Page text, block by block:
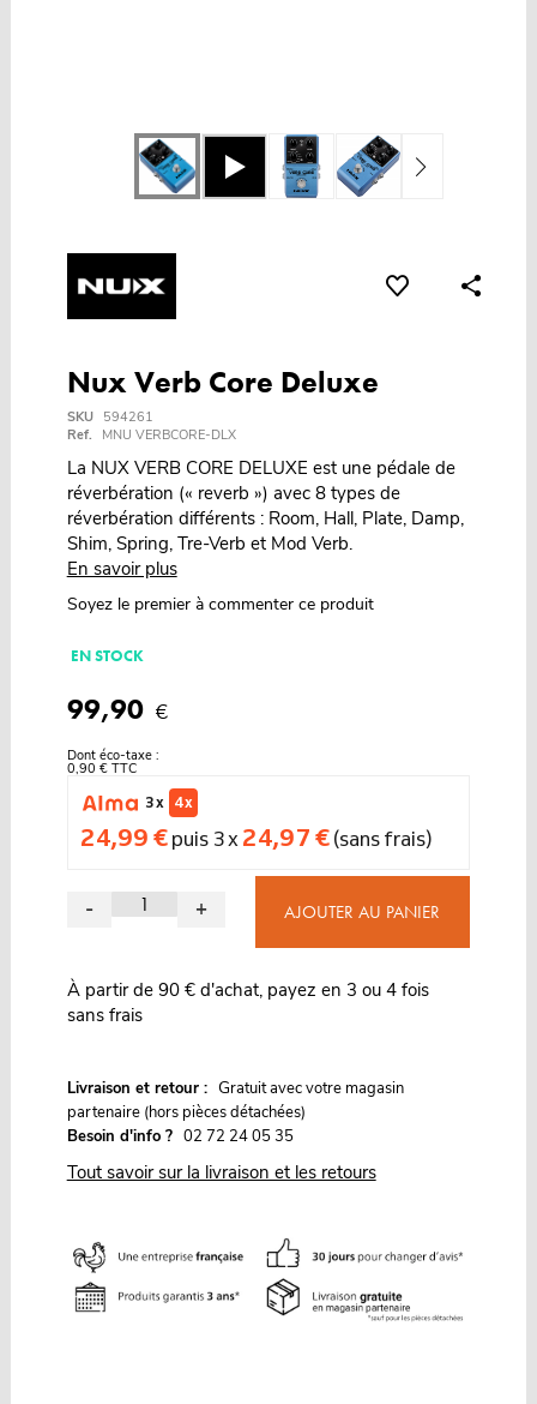
Nux Verb Core Deluxe
SKU
594261
Ref.
MNU VERBCORE-DLX
La NUX VERB CORE DELUXE est une pédale de
réverbération (« reverb ») avec 8 types de
réverbération différents : Room, Hall, Plate, Damp,
Shim, Spring, Tre-Verb et Mod Verb.
En savoir plus
Soyez le premier à commenter ce produit
EN STOCK
99,90 €
Dont éco-taxe :
0,90 € TTC
3 x
4 x
24,99 €puis 3 x 24,97 €(sans frais)
- + AJOUTER AU PANIER
À partir de 90 € d'achat, payez en 3 ou 4 fois
sans frais
Livraison et retour : Gratuit avec votre magasin
partenaire (hors pièces détachées)
Besoin d'info ? 02 72 24 05 35
Tout savoir sur la livraison et les retours